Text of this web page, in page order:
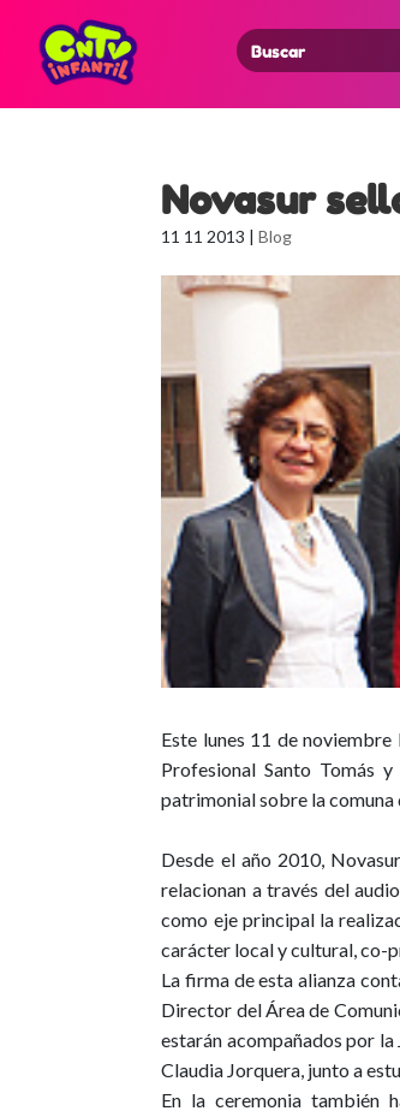
Search
for:
Novasur
11 11 2013 |Blog
Este lunes 11 de noviembre
Profesional Santo Tomás y
patrimonial sobre la comuna
Desde el año 2010, Novasur
relacionan a través del
como eje principal la
carácter local y cultural, co-
La firma de esta alianza
Director del Área de
estarán acompañados por
Claudia Jorquera, junto a
En la ceremonia también